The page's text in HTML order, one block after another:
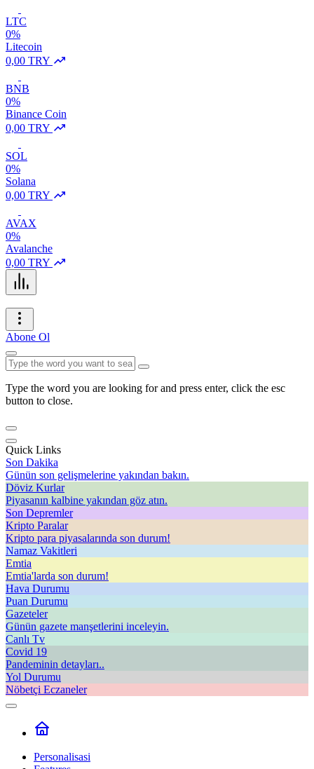
LTC
0%
Litecoin
0,00 TRY
BNB
0%
Binance Coin
0,00 TRY
SOL
0%
Solana
0,00 TRY
AVAX
0%
Avalanche
0,00 TRY
Abone Ol
Type the word you are looking for and press enter, click the esc
button to close.
Quick Links
Son Dakika
Günün son gelişmelerine yakından bakın.
Döviz Kurlar
Piyasanın kalbine yakından göz atın.
Son Depremler
Kripto Paralar
Kripto para piyasalarında son durum!
Namaz Vakitleri
Emtia
Emtia'larda son durum!
Hava Durumu
Puan Durumu
Gazeteler
Günün gazete manşetlerini inceleyin.
Canlı Tv
Covid 19
Pandeminin detayları..
Yol Durumu
Nöbetçi Eczaneler
Personalisasi